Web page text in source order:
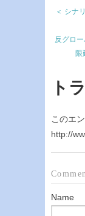
＜ シナ
反グロ
限
ト
このエ
http://
Name